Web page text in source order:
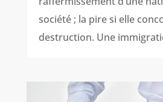
société ; la pire si elle
destruction. Une